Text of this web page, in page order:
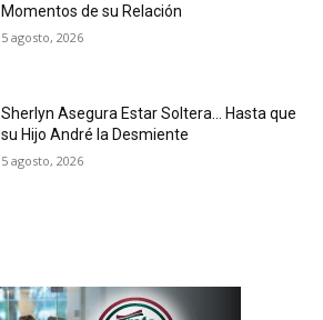
Momentos de su Relación
5 agosto, 2026
Sherlyn Asegura Estar Soltera… Hasta que
su Hijo André la Desmiente
5 agosto, 2026